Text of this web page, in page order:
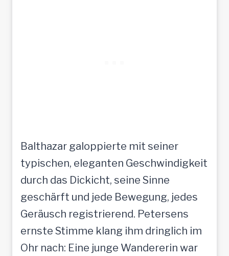
Balthazar galoppierte mit seiner
typischen, eleganten Geschwindigkeit
durch das Dickicht, seine Sinne
geschärft und jede Bewegung, jedes
Geräusch registrierend. Petersens
ernste Stimme klang ihm dringlich im
Ohr nach: Eine junge Wandererin war